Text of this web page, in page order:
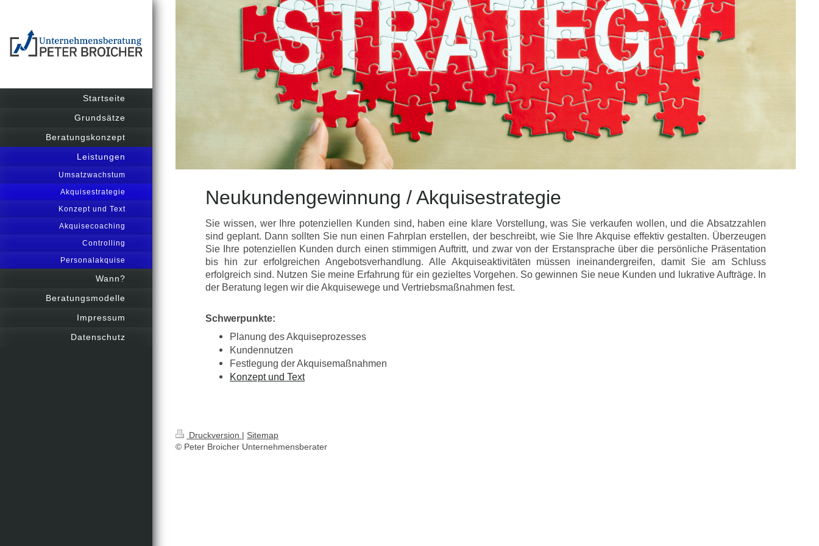
Startseite
Grundsätze
Beratungskonzept
Leistungen
Umsatzwachstum
Akquisestrategie
Konzept und Text
Akquisecoaching
Controlling
Personalakquise
Wann?
Beratungsmodelle
Impressum
Datenschutz
Neukundengewinnung / Akquisestrategie
Sie wissen, wer Ihre potenziellen Kunden sind, haben eine klare Vorstellung, was Sie verkaufen wollen, und die Absatzzahlen
sind geplant. Dann sollten Sie nun einen Fahrplan erstellen, der beschreibt, wie Sie Ihre Akquise effektiv gestalten. Überzeugen
Sie Ihre potenziellen Kunden durch einen stimmigen Auftritt, und zwar von der Erstansprache über die persönliche Präsentation
bis hin zur erfolgreichen Angebotsverhandlung. Alle Akquiseaktivitäten müssen ineinandergreifen, damit Sie am Schluss
erfolgreich sind. Nutzen Sie meine Erfahrung für ein gezieltes Vorgehen. So gewinnen Sie neue Kunden und lukrative Aufträge. In
der Beratung legen wir die Akquisewege und Vertriebsmaßnahmen fest.
Schwerpunkte:
Planung des Akquiseprozesses
Kundennutzen
Festlegung der Akquisemaßnahmen
Konzept und Text
Druckversion | Sitemap
© Peter Broicher Unternehmensberater